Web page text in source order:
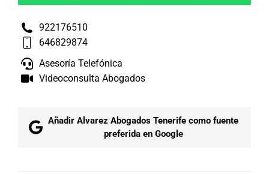
922176510
646829874
Asesoría Telefónica
Videoconsulta Abogados
Añadir Alvarez Abogados Tenerife como fuente
preferida en Google